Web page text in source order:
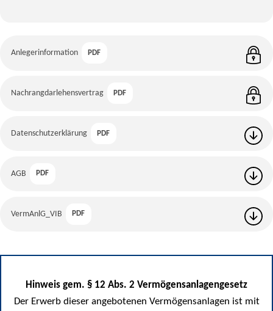
Anlegerinformation PDF
Nachrangdarlehensvertrag PDF
Datenschutzerklärung PDF
AGB PDF
VermAnlG_VIB PDF
Hinweis gem. § 12 Abs. 2 Vermögensanlagengesetz
Der Erwerb dieser angebotenen Vermögensanlagen ist mit